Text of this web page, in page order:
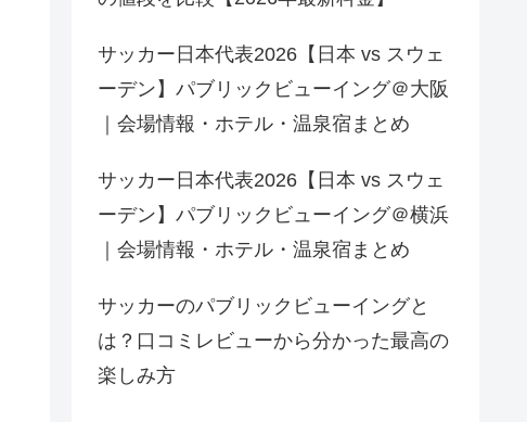
サッカー日本代表2026【日本 vs スウェ
ーデン】パブリックビューイング＠大阪
｜会場情報・ホテル・温泉宿まとめ
サッカー日本代表2026【日本 vs スウェ
ーデン】パブリックビューイング＠横浜
｜会場情報・ホテル・温泉宿まとめ
サッカーのパブリックビューイングと
は？口コミレビューから分かった最高の
楽しみ方